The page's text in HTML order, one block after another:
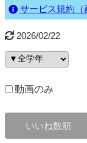
サービス規約（
2026/02/22
動画のみ
いいね数順